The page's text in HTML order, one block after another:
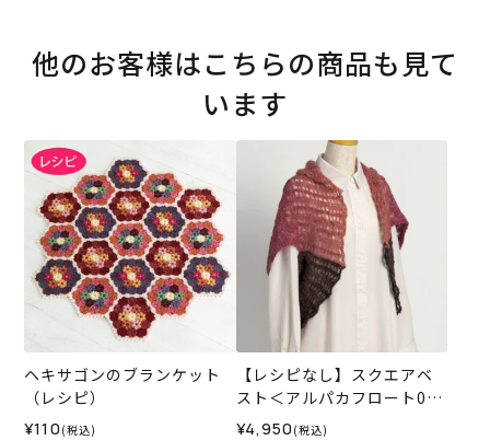
他のお客様はこちらの商品も見て
います
ヘキサゴンのブランケット
（レシピ）
¥110 (税込)
【レシピなし】スクエアベ
スト＜アルパカフロート03
W＞（編み物 材料セット）
¥4,950 (税込)